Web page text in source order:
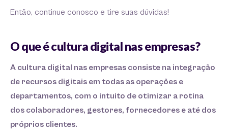
Então, continue conosco e tire suas dúvidas!
O que é cultura digital nas empresas?
A cultura digital nas empresas consiste na integração
de recursos digitais em todas as operações e
departamentos, com o intuito de otimizar a rotina
dos colaboradores, gestores, fornecedores e até dos
próprios clientes.